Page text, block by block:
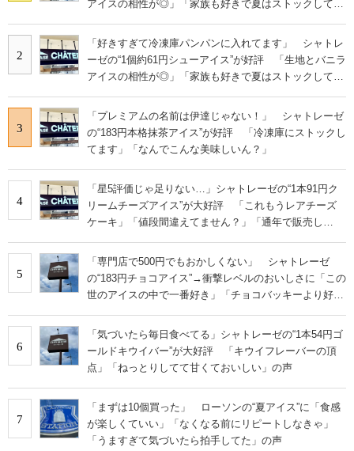
アイスの相性が◎」「家族も好きで夏はストックして
2
「好きすぎて冷凍庫パンパンに入れてます」 シャトレ
ーゼの“1個約61円シューアイス”が好評 「生地とバニラ
アイスの相性が◎」「家族も好きで夏はストックして
3
「プレミアムの名前は伊達じゃない！」 シャトレーゼ
の“183円本格抹茶アイス”が好評 「冷凍庫にストックし
てます」「なんでこんな美味しいん？」
4
「星5評価じゃ足りない…」シャトレーゼの“1本91円ク
リームチーズアイス”が大好評 「これもうレアチーズ
ケーキ」「値段間違えてません？」「通年で販売し
5
「専門店で500円でもおかしくない」 シャトレーゼ
の“183円チョコアイス”→衝撃レベルのおいしさに「この
世のアイスの中で一番好き」「チョコバッキーより好
6
「気づいたら毎日食べてる」シャトレーゼの“1本54円ゴ
ールドキウイバー”が大好評 「キウイフレーバーの頂
点」「ねっとりしてて甘くておいしい」の声
7
「まずは10個買った」 ローソンの“夏アイス”に「食感
が楽しくていい」「なくなる前にリピートしなきゃ」
「うますぎて気づいたら拍手してた」の声